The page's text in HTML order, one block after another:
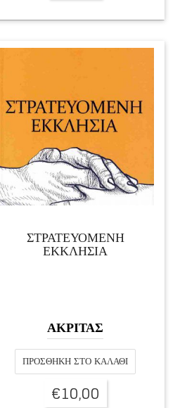
ΣΤΡΑΤΕΥΟΜΕΝΗ
ΕΚΚΛΗΣΙΑ
ΑΚΡΙΤΑΣ
ΠΡΟΣΘΉΚΗ ΣΤΟ ΚΑΛΆΘΙ
€10,00